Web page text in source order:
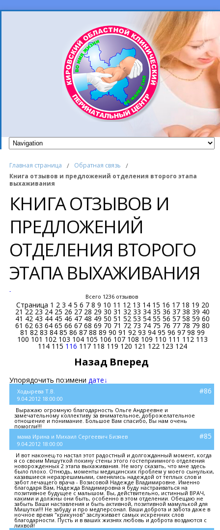
Главная страница / Обратная связь /
Книга отзывов и предложений отделения второго этапа
выхаживания
КНИГА ОТЗЫВОВ И
ПРЕДЛОЖЕНИЙ
ОТДЕЛЕНИЯ ВТОРОГО
ЭТАПА ВЫХАЖИВАНИЯ
-
Всего 1236 отзывов
Страница 1 2 3 4 5 6 7 8 9 10 11 12 13 14 15 16 17 18 19 20
21 22 23 24 25 26 27 28 29 30 31 32 33 34 35 36 37 38 39 40
41 42 43 44 45 46 47 48 49 50 51 52 53 54 55 56 57 58 59 60
61 62 63 64 65 66 67 68 69 70 71 72 73 74 75 76 77 78 79 80
81 82 83 84 85 86 87 88 89 90 91 92 93 94 95 96 97 98 99
100 101 102 103 104 105 106 107 108 109 110 111 112 113
114 115 116 117 118 119 120 121 122 123 124
Назад Вперед
Упорядочить по:имени дате↓
Ходырева Т.В.
9.04.2012 18:00:00
#86
Выражаю огромную благодарность Ольге Андреевне и
замечательному коллективу за внимательное, доброжелательное
отношение и понимание. Большое Вам спасибо, Вы нам очень
помогли!!!
мама Ирина и Михаил Сергеевич Бизяев
9.04.2012 18:00:00
#85
И вот наконец-то настал этот радостный и долгожданный момент, когда
я со своим Мишуткой покину стены этого гостеприимного отделения
новорожденных 2 этапа выхаживания. Не могу сказать, что мне здесь
было плохо. Отнюдь, моменты медицинских проблем у моего сынульки,
казавшиеся неразрешимыми, сменялись надеждой от теплых слов и
забот лечащего врача - Возисовой Надежде Владимировне. Именно
благодаря Вам, Надежда Владимировна я буду настраиваться на
позитивное будущее с малышом. Вы, действительно, истинный ВРАЧ,
какими и должны они быть, особенно в этом отделении. Обещаю не
забыть Ваши наставления и быть активной, позитивной мамулькой для
Мишутки!!! Не забуду и про медперсонал. Ваши доброта и забота даже в
ночное время "крикунов" заслуживает самых искренних слов
благодарности. Пусть и в ваших жизнях любовь и доброта воздаются с
лихвой!